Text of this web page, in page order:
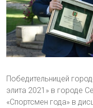
Победительницей
элита 2021» в городе
«Спортсмен года» в